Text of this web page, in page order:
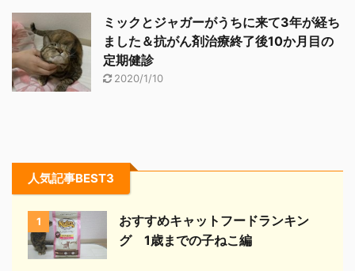
ミックとジャガーがうちに来て3年が経ち
ました＆抗がん剤治療終了後10か月目の
定期健診
2020/1/10
人気記事BEST3
1
おすすめキャットフードランキン
グ 1歳までの子ねこ編